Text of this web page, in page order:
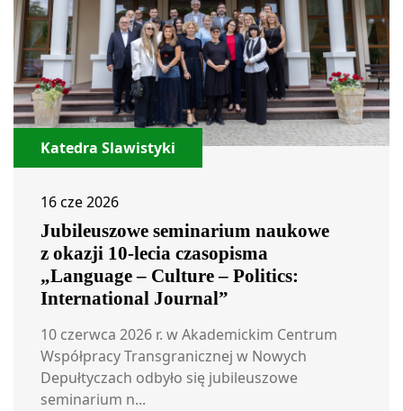
Katedra Slawistyki
16 cze 2026
Jubileuszowe seminarium naukowe
z okazji 10-lecia czasopisma
„Language – Culture – Politics:
International Journal”
10 czerwca 2026 r. w Akademickim Centrum
Współpracy Transgranicznej w Nowych
Depułtyczach odbyło się jubileuszowe
seminarium n...